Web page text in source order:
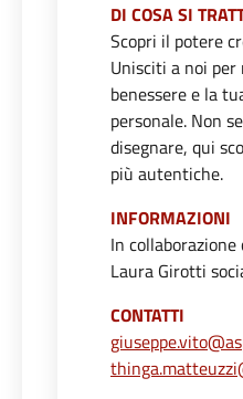
DI COSA SI
Scopri il potere
Unisciti a noi
benessere e la
personale. Non
disegnare, qui
più autentiche.
INFORMAZIONI
In
Laura Girotti
CONTATTI